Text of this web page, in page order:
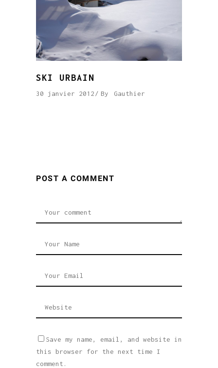
SKI URBAIN
30 janvier 2012 By Gauthier
POST A COMMENT
Save my name, email, and website in
this browser for the next time I
comment.